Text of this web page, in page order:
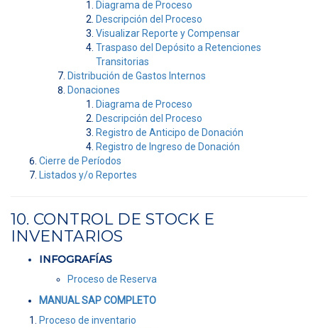
Diagrama de Proceso
Descripción del Proceso
Visualizar Reporte y Compensar
Traspaso del Depósito a Retenciones
Transitorias
Distribución de Gastos Internos
Donaciones
Diagrama de Proceso
Descripción del Proceso
Registro de Anticipo de Donación
Registro de Ingreso de Donación
Cierre de Períodos
Listados y/o Reportes
10. CONTROL DE STOCK E
INVENTARIOS
INFOGRAFÍAS
Proceso de Reserva
MANUAL SAP COMPLETO
Proceso de inventario